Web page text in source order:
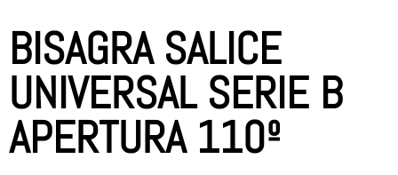
BISAGRA SALICE
UNIVERSAL SERIE B
APERTURA 110º